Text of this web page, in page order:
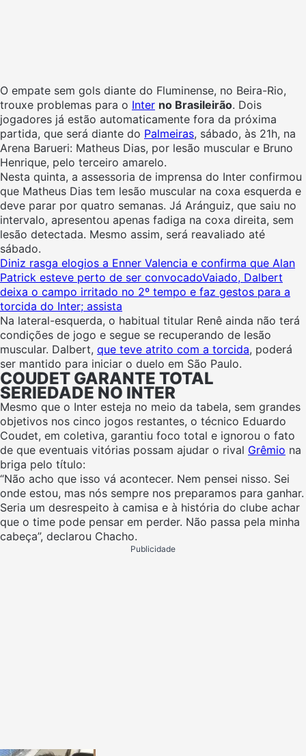
O empate sem gols diante do Fluminense, no Beira-Rio,
trouxe problemas para o Inter no Brasileirão. Dois
jogadores já estão automaticamente fora da próxima
partida, que será diante do Palmeiras, sábado, às 21h, na
Arena Barueri: Matheus Dias, por lesão muscular e Bruno
Henrique, pelo terceiro amarelo.
Nesta quinta, a assessoria de imprensa do Inter confirmou
que Matheus Dias tem lesão muscular na coxa esquerda e
deve parar por quatro semanas. Já Aránguiz, que saiu no
intervalo, apresentou apenas fadiga na coxa direita, sem
lesão detectada. Mesmo assim, será reavaliado até
sábado.
Diniz rasga elogios a Enner Valencia e confirma que Alan
Patrick esteve perto de ser convocadoVaiado, Dalbert
deixa o campo irritado no 2º tempo e faz gestos para a
torcida do Inter; assista
Na lateral-esquerda, o habitual titular Renê ainda não terá
condições de jogo e segue se recuperando de lesão
muscular. Dalbert, que teve atrito com a torcida, poderá
ser mantido para iniciar o duelo em São Paulo.
COUDET GARANTE TOTAL
SERIEDADE NO INTER
Mesmo que o Inter esteja no meio da tabela, sem grandes
objetivos nos cinco jogos restantes, o técnico Eduardo
Coudet, em coletiva, garantiu foco total e ignorou o fato
de que eventuais vitórias possam ajudar o rival Grêmio na
briga pelo título:
“Não acho que isso vá acontecer. Nem pensei nisso. Sei
onde estou, mas nós sempre nos preparamos para ganhar.
Seria um desrespeito à camisa e à história do clube achar
que o time pode pensar em perder. Não passa pela minha
cabeça”, declarou Chacho.
Publicidade